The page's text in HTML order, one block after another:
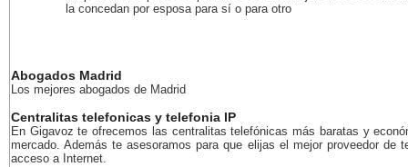
la concedan por esposa para sí o para otro
Abogados Madrid
Los mejores abogados de Madrid
Centralitas telefonicas y telefonia IP
En Gigavoz te ofrecemos las centralitas telefónicas más baratas y
mercado. Además te asesoramos para que elijas el mejor proveedor de
acceso a Internet.